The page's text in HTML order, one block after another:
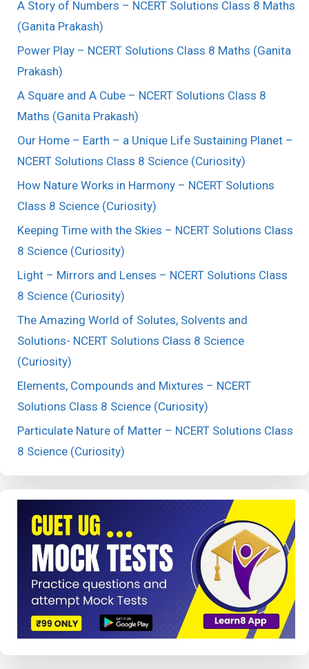
A Story of Numbers – NCERT Solutions Class 8 Maths
(Ganita Prakash)
Power Play – NCERT Solutions Class 8 Maths (Ganita
Prakash)
A Square and A Cube – NCERT Solutions Class 8
Maths (Ganita Prakash)
Our Home – Earth – a Unique Life Sustaining Planet –
NCERT Solutions Class 8 Science (Curiosity)
How Nature Works in Harmony – NCERT Solutions
Class 8 Science (Curiosity)
Keeping Time with the Skies – NCERT Solutions Class
8 Science (Curiosity)
Light – Mirrors and Lenses – NCERT Solutions Class
8 Science (Curiosity)
The Amazing World of Solutes, Solvents and
Solutions- NCERT Solutions Class 8 Science
(Curiosity)
Elements, Compounds and Mixtures – NCERT
Solutions Class 8 Science (Curiosity)
Particulate Nature of Matter – NCERT Solutions Class
8 Science (Curiosity)